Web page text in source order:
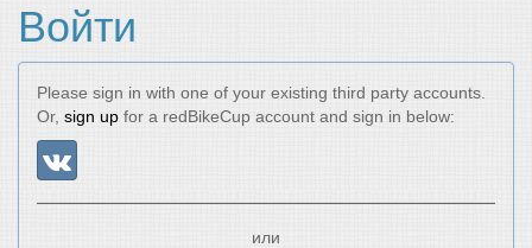
Войти
Please sign in with one of your existing third party accounts.
Or, sign up for a redBikeCup account and sign in below:
или